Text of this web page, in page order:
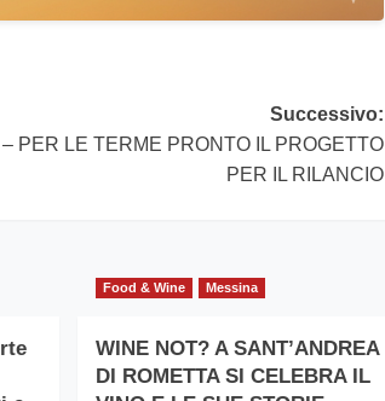
Successivo:
PER LE TERME PRONTO IL PROGETTO
PER IL RILANCIO
Food & Wine Messina
WINE NOT? A SANT’ANDREA
DI ROMETTA SI CELEBRA IL